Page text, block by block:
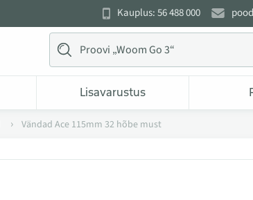
Kauplus: 56 488 000
Lisavarustus
Vändad Ace 115mm 32 hõbe must